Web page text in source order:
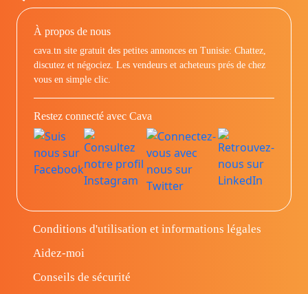
À propos de nous
cava.tn site gratuit des petites annonces en Tunisie: Chattez,
discutez et négociez. Les vendeurs et acheteurs prés de chez
vous en simple clic.
Restez connecté avec Cava
Conditions d'utilisation et informations légales
Aidez-moi
Conseils de sécurité